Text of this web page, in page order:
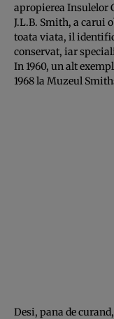
apropierea Insulelor
J.L.B. Smith, a carui
toata viata, il
conservat, iar
In 1960, un alt
1968 la Muzeul
Desi, pana de